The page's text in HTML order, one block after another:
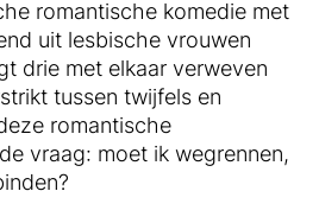
romantische komedie met
uit lesbische vrouwen
drie met elkaar verweven
tussen twijfels en
romantische
vraag: moet ik wegrennen,